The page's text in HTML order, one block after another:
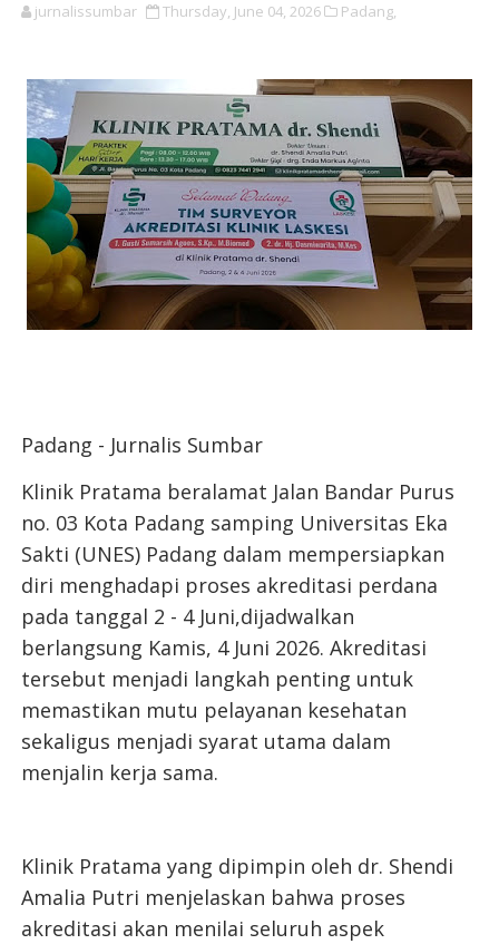
jurnalissumbar Thursday, June 04, 2026 Padang,
Padang - Jurnalis Sumbar
Klinik Pratama beralamat Jalan Bandar Purus
no. 03 Kota Padang samping Universitas Eka
Sakti (UNES) Padang dalam mempersiapkan
diri menghadapi proses akreditasi perdana
pada tanggal 2 - 4 Juni,dijadwalkan
berlangsung Kamis, 4 Juni 2026. Akreditasi
tersebut menjadi langkah penting untuk
memastikan mutu pelayanan kesehatan
sekaligus menjadi syarat utama dalam
menjalin kerja sama.
Klinik Pratama yang dipimpin oleh dr. Shendi
Amalia Putri menjelaskan bahwa proses
akreditasi akan menilai seluruh aspek